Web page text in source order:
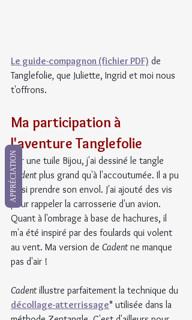
Le guide-compagnon (fichier PDF) de
Tanglefolie, que Juliette, Ingrid et moi nous
t'offrons.
Ma participation à
l'aventure Tanglefolie
Sur une tuile Bijou, j'ai dessiné le tangle
Cadent plus grand qu'à l'accoutumée. Il a pu
ainsi prendre son envol. J'ai ajouté des vis
pour rappeler la carrosserie d'un avion.
Quant à l'ombrage à base de hachures, il
m'a été inspiré par des foulards qui volent
au vent. Ma version de Cadent ne manque
pas d'air !
Cadent illustre parfaitement la technique du
décollage-atterrissage* utilisée dans la
APPRÉCIATION